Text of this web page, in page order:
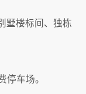
墅楼标间、独栋
停车场。